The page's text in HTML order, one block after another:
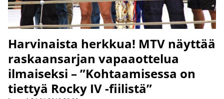
Harvinaista herkkua! MTV näyttää
raskaansarjan vapaaottelua
ilmaiseksi – ”Kohtaamisessa on
tiettyä Rocky IV -fiilistä”